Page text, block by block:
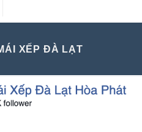
XẾP ĐÀ LẠT